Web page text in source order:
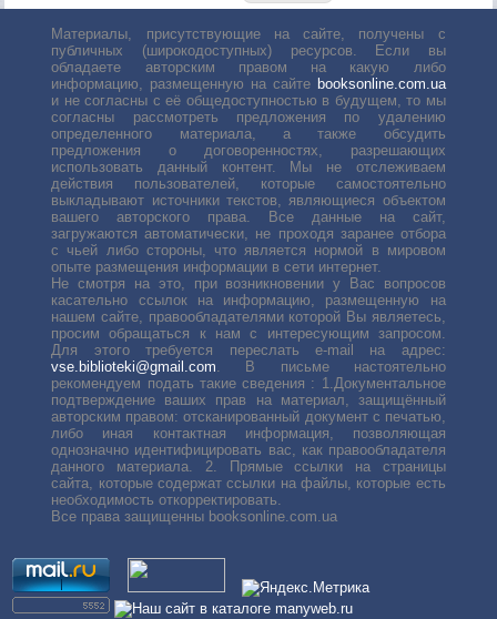
Материалы, присутствующие на сайте, получены с
публичных (широкодоступных) ресурсов. Если вы
обладаете авторским правом на какую либо
информацию, размещенную на сайте booksonline.com.ua
и не согласны с её общедоступностью в будущем, то мы
согласны рассмотреть предложения по удалению
определенного материала, а также обсудить
предложения о договоренностях, разрешающих
использовать данный контент. Мы не отслеживаем
действия пользователей, которые самостоятельно
выкладывают источники текстов, являющиеся объектом
вашего авторского права. Все данные на сайт,
загружаются автоматически, не проходя заранее отбора
с чьей либо стороны, что является нормой в мировом
опыте размещения информации в сети интернет.
Не смотря на это, при возникновении у Вас вопросов
касательно ссылок на информацию, размещенную на
нашем сайте, правообладателями которой Вы являетесь,
просим обращаться к нам с интересующим запросом.
Для этого требуется переслать е-mail на адрес:
vse.biblioteki@gmail.com . В письме настоятельно
рекомендуем подать такие сведения : 1.Документальное
подтверждение ваших прав на материал, защищённый
авторским правом: отсканированный документ с печатью,
либо иная контактная информация, позволяющая
однозначно идентифицировать вас, как правообладателя
данного материала. 2. Прямые ссылки на страницы
сайта, которые содержат ссылки на файлы, которые есть
необходимость откорректировать.
Все права защищенны booksonline.com.ua